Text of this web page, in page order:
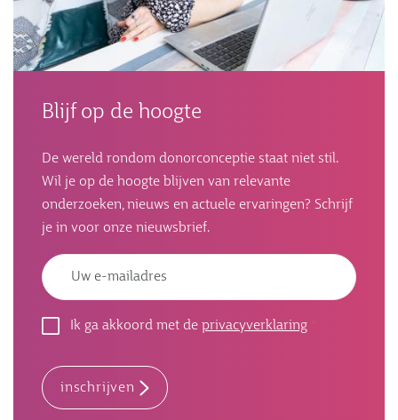
Blijf op de hoogte
De wereld rondom donorconceptie staat niet stil.
Wil je op de hoogte blijven van relevante
onderzoeken, nieuws en actuele ervaringen? Schrijf
je in voor onze nieuwsbrief.
Ik ga akkoord met de privacyverklaring
inschrijven